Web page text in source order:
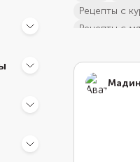
домашняя
Мясной хлеб
Рецепты с
Рецепты с
мясные
рецепты с